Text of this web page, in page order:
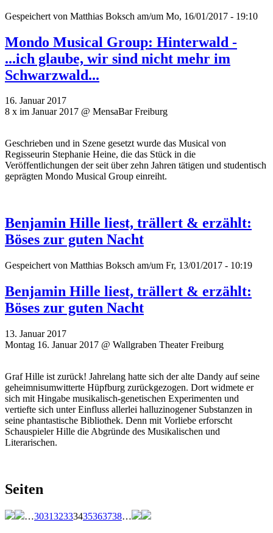
Gespeichert von Matthias Boksch am/um Mo, 16/01/2017 - 19:10
Mondo Musical Group: Hinterwald -
...ich glaube, wir sind nicht mehr im
Schwarzwald...
16. Januar 2017
8 x im Januar 2017 @ MensaBar Freiburg
Geschrieben und in Szene gesetzt wurde das Musical von
Regisseurin Stephanie Heine, die das Stück in die
Veröffentlichungen der seit über zehn Jahren tätigen und studentisch
geprägten Mondo Musical Group einreiht.
Benjamin Hille liest, trällert & erzählt:
Böses zur guten Nacht
Gespeichert von Matthias Boksch am/um Fr, 13/01/2017 - 10:19
Benjamin Hille liest, trällert & erzählt:
Böses zur guten Nacht
13. Januar 2017
Montag 16. Januar 2017 @ Wallgraben Theater Freiburg
Graf Hille ist zurück! Jahrelang hatte sich der alte Dandy auf seine
geheimnisumwitterte Hüpfburg zurückgezogen. Dort widmete er
sich mit Hingabe musikalisch-genetischen Experimenten und
vertiefte sich unter Einfluss allerlei halluzinogener Substanzen in
seine phantastische Bibliothek. Denn mit Vorliebe erforscht
Schauspieler Hille die Abgründe des Musikalischen und
Literarischen.
Seiten
…303132333435363738…